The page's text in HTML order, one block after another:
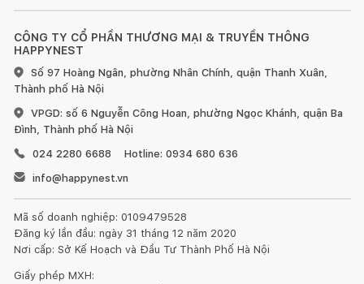
gian bếp, mà còn tạo điểm nhấn thẩm mỹ cho không gian nấu
nướng của bạn.
CÔNG TY CỔ PHẦN THƯƠNG MẠI & TRUYỀN THÔNG
HAPPYNEST
Số 97 Hoàng Ngân, phường Nhân Chính, quận Thanh Xuân,
Thành phố Hà Nội
VPGD: số 6 Nguyễn Công Hoan, phường Ngọc Khánh, quận Ba
Đình, Thành phố Hà Nội
024 2280 6688
Hotline: 0934 680 636
info@happynest.vn
Mã số doanh nghiệp: 0109479528
Đăng ký lần đầu: ngày 31 tháng 12 năm 2020
Nơi cấp: Sở Kế Hoạch và Đầu Tư Thành Phố Hà Nội
Giấy phép MXH: